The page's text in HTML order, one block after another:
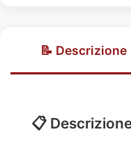
📝 Descrizione
📋